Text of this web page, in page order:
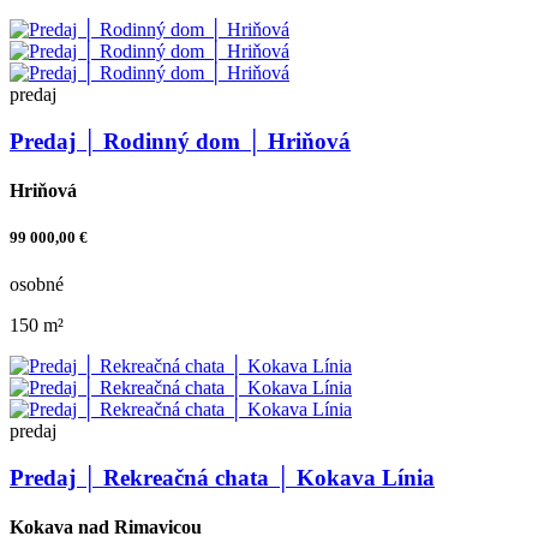
predaj
Predaj │ Rodinný dom │ Hriňová
Hriňová
99 000,00 €
osobné
150 m²
predaj
Predaj │ Rekreačná chata │ Kokava Línia
Kokava nad Rimavicou